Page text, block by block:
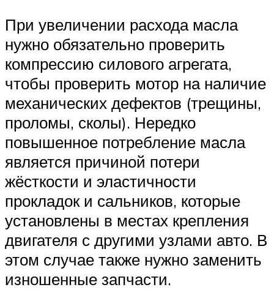
При увеличении расхода масла
нужно обязательно проверить
компрессию силового агрегата,
чтобы проверить мотор на наличие
механических дефектов (трещины,
проломы, сколы). Нередко
повышенное потребление масла
является причиной потери
жёсткости и эластичности
прокладок и сальников, которые
установлены в местах крепления
двигателя с другими узлами авто. В
этом случае также нужно заменить
изношенные запчасти.